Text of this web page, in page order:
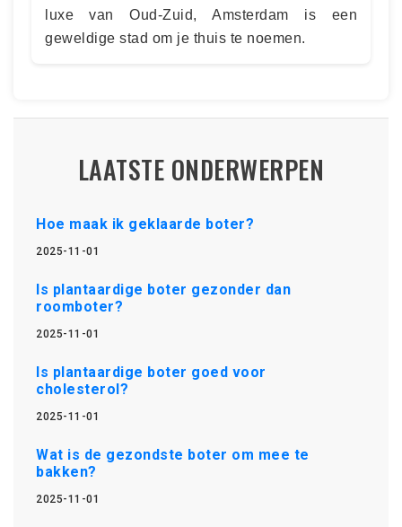
luxe van Oud-Zuid, Amsterdam is een
geweldige stad om je thuis te noemen.
LAATSTE ONDERWERPEN
Hoe maak ik geklaarde boter?
2025-11-01
Is plantaardige boter gezonder dan
roomboter?
2025-11-01
Is plantaardige boter goed voor
cholesterol?
2025-11-01
Wat is de gezondste boter om mee te
bakken?
2025-11-01